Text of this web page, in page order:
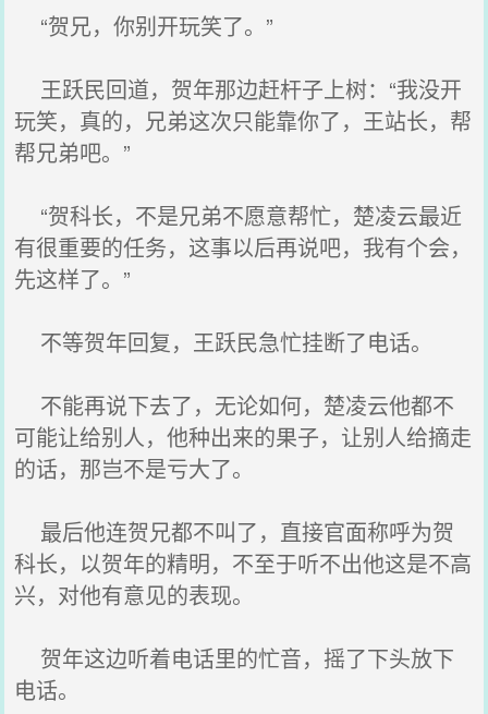
“贺兄，你别开玩笑了。”
王跃民回道，贺年那边赶杆子上树：“我没开
玩笑，真的，兄弟这次只能靠你了，王站长，帮
帮兄弟吧。”
“贺科长，不是兄弟不愿意帮忙，楚凌云最近
有很重要的任务，这事以后再说吧，我有个会，
先这样了。”
不等贺年回复，王跃民急忙挂断了电话。
不能再说下去了，无论如何，楚凌云他都不
可能让给别人，他种出来的果子，让别人给摘走
的话，那岂不是亏大了。
最后他连贺兄都不叫了，直接官面称呼为贺
科长，以贺年的精明，不至于听不出他这是不高
兴，对他有意见的表现。
贺年这边听着电话里的忙音，摇了下头放下
电话。